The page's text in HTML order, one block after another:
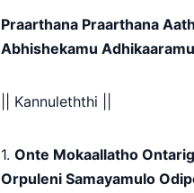
Praarthana Praarthana
Abhishekamu
|| Kannuleththi ||
1. Onte Mokaallatho
Orpuleni Samayamulo